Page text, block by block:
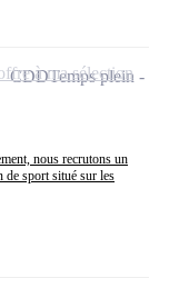
nous recrutons un
de sport situé sur les
CDDTemps plein
à ma sélection